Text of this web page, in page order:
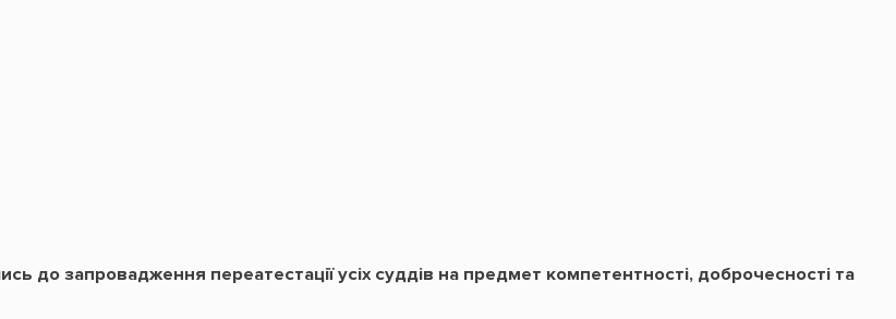
до запровадження переатестації усіх суддів на предмет компетентності, доброчесності та